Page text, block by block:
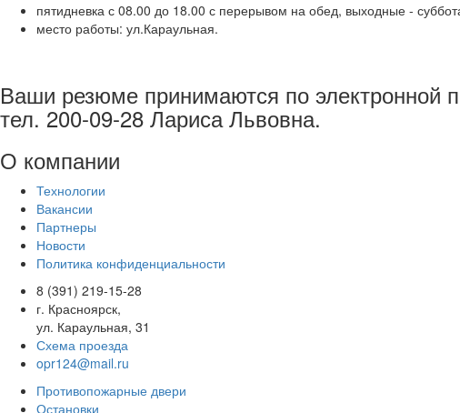
пятидневка с 08.00 до 18.00 с перерывом на обед, выходные -
место работы: ул.Караульная.
Ваши резюме принимаются по электронной
тел. 200-09-28 Лариса Львовна.
О компании
Технологии
Вакансии
Партнеры
Новости
Политика конфиденциальности
8 (391) 219-15-28
г. Красноярск,
ул. Караульная, 31
Схема проезда
opr124@mail.ru
Противопожарные двери
Остановки